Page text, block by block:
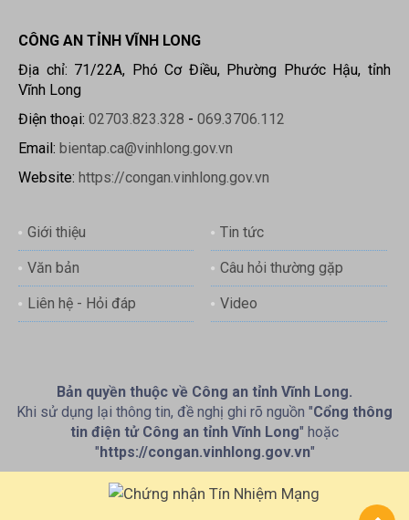
CÔNG AN TỈNH VĨNH LONG
Địa chỉ: 71/22A, Phó Cơ Điều, Phường Phước Hậu, tỉnh
Vĩnh Long
Điện thoại: 02703.823.328 - 069.3706.112
Email: bientap.ca@vinhlong.gov.vn
Website: https://congan.vinhlong.gov.vn
Giới thiệu Tin tức
Văn bản Câu hỏi thường gặp
Liên hệ - Hỏi đáp Video
Bản quyền thuộc về Công an tỉnh Vĩnh Long.
Khi sử dụng lại thông tin, đề nghị ghi rõ nguồn "Cổng thông
tin điện tử Công an tỉnh Vĩnh Long" hoặc
"https://congan.vinhlong.gov.vn"